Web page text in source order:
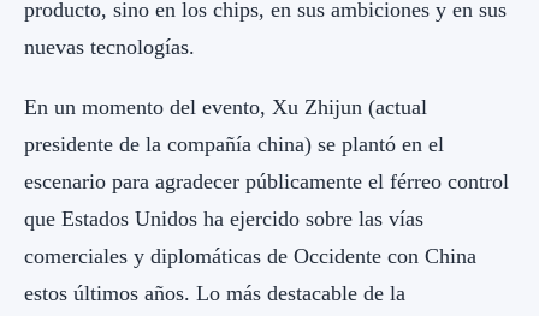
producto, sino en los chips, en sus ambiciones y en sus
nuevas tecnologías.
En un momento del evento, Xu Zhijun (actual
presidente de la compañía china) se plantó en el
escenario para agradecer públicamente el férreo control
que Estados Unidos ha ejercido sobre las vías
comerciales y diplomáticas de Occidente con China
estos últimos años. Lo más destacable de la